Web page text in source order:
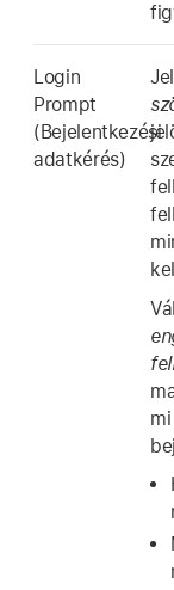
Login
Prompt
(Bejelentkezési
adatkérés)